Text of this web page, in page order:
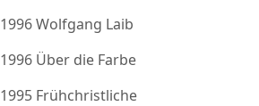
1996 Wolfgang Laib
1996 Über die Farbe
1995 Frühchristliche